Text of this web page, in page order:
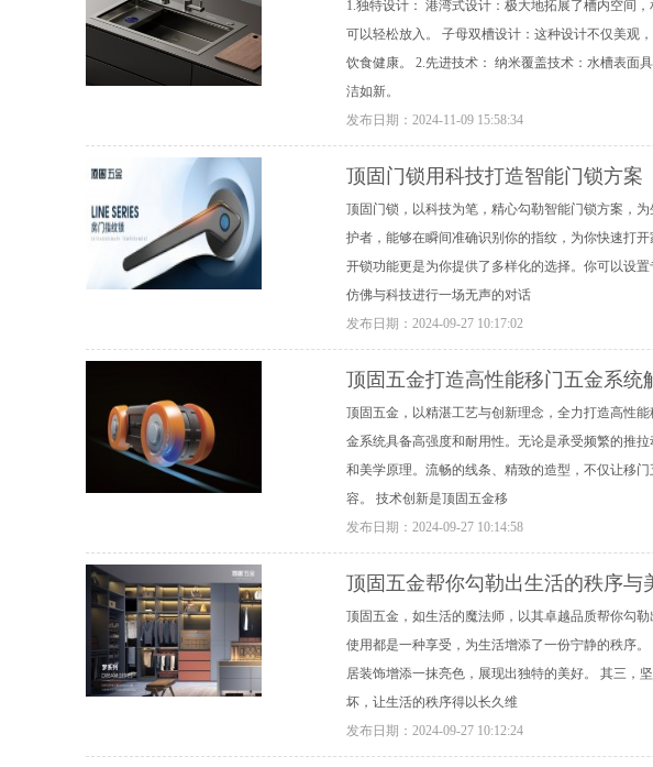
1.独特设计： 港湾式设计：极大地拓展了槽内空间
可以轻松放入。 子母双槽设计：这种设计不仅美观
饮食健康。 2.先进技术： 纳米覆盖技术：水槽表面
洁如新。
发布日期：2024-11-09 15:58:34
顶固门锁用科技打造智能门锁方案
顶固门锁，以科技为笔，精心勾勒智能门锁方案，
护者，能够在瞬间准确识别你的指纹，为你快速打
开锁功能更是为你提供了多样化的选择。你可以设
仿佛与科技进行一场无声的对话
发布日期：2024-09-27 10:17:02
顶固五金打造高性能移门五金系统
顶固五金，以精湛工艺与创新理念，全力打造高性
金系统具备高强度和耐用性。无论是承受频繁的推
和美学原理。流畅的线条、精致的造型，不仅让移
容。 技术创新是顶固五金移
发布日期：2024-09-27 10:14:58
顶固五金帮你勾勒出生活的秩序与
顶固五金，如生活的魔法师，以其卓越品质帮你勾
使用都是一种享受，为生活增添了一份宁静的秩序
居装饰增添一抹亮色，展现出独特的美好。 其三，
坏，让生活的秩序得以长久维
发布日期：2024-09-27 10:12:24